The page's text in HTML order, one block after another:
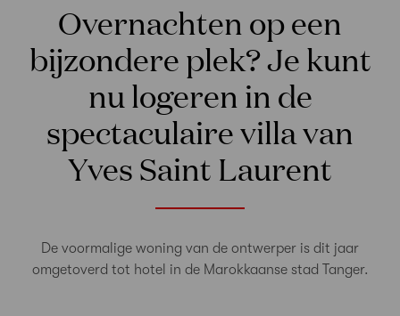
Overnachten op een
bijzondere plek? Je kunt
nu logeren in de
spectaculaire villa van
Yves Saint Laurent
De voormalige woning van de ontwerper is dit jaar
omgetoverd tot hotel in de Marokkaanse stad Tanger.